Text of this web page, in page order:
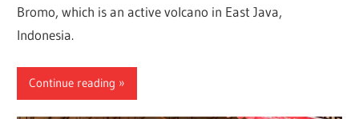
Bromo, which is an active volcano in East Java,
Indonesia.
Continue reading